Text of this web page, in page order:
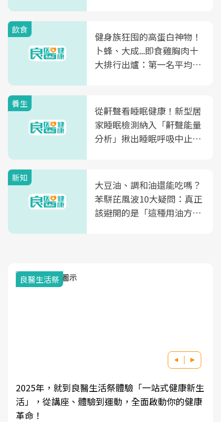
飲食
健身族狂囤的高蛋白神物！
卜蜂、大成...即食雞胸肉十
大排行出爐：第一名平均一
養生
從鼾聲看睡眠健康！新型居
家睡眠檢測納入「鼾聲能量
分析」揪出睡眠呼吸中止症
新知
大豆油、調和油還能吃嗎？
苯駢芘風波10大疑問：真正
該避開的是「這種用油方
良醫生活祭
2025年，就到良醫生活祭體驗「一站式健康新生
活」，從講座、體驗到運動，全面啟動你的健康
革命！